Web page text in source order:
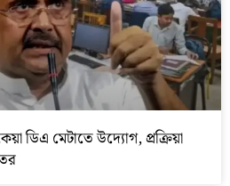
ডিএ মেটাতে উদ্যোগ, প্রক্রিয়া